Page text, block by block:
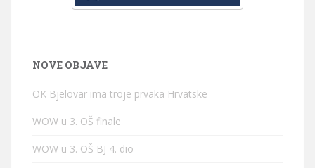
NOVE OBJAVE
OK Bjelovar ima troje prvaka Hrvatske
WOW u 3. OŠ finale
WOW u 3. OŠ BJ 4. dio